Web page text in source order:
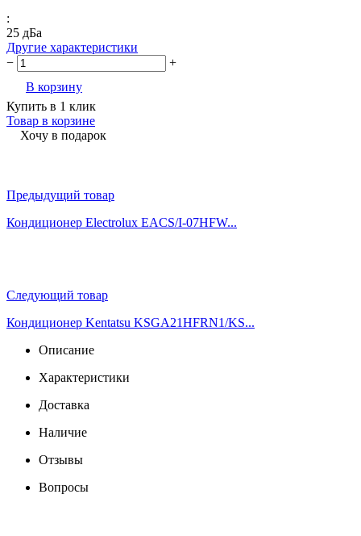
:
25 дБа
Другие характеристики
−
+
В корзину
Купить в 1 клик
Товар в корзине
Хочу в подарок
Предыдущий товар
Кондиционер Electrolux EACS/I-07HFW...
Следующий товар
Кондиционер Kentatsu KSGA21HFRN1/KS...
Описание
Характеристики
Доставка
Наличие
Отзывы
Вопросы